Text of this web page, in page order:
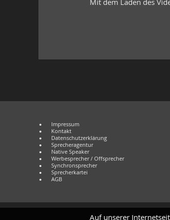
Mit dem Laden des
Impressum
Kontakt
Datenschutzerklärung
Sprecheragentur
Native Speaker
Werbesprecher / Offsprecher
Synchronsprecher
Sprecherkartei
AGB
Auf unserer